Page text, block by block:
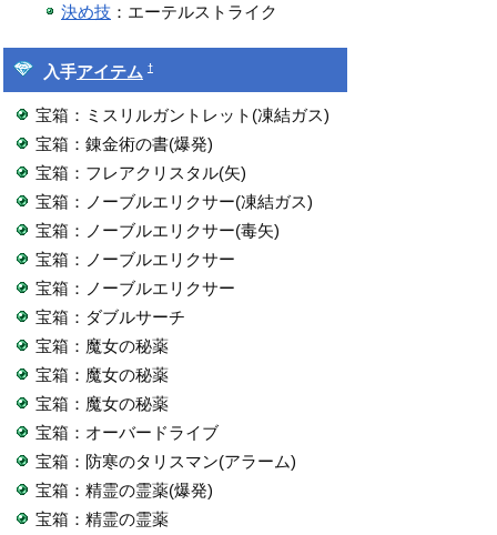
決め技 ：エーテルストライク
入手アイテム †
宝箱：ミスリルガントレット(凍結ガス)
宝箱：錬金術の書(爆発)
宝箱：フレアクリスタル(矢)
宝箱：ノーブルエリクサー(凍結ガス)
宝箱：ノーブルエリクサー(毒矢)
宝箱：ノーブルエリクサー
宝箱：ノーブルエリクサー
宝箱：ダブルサーチ
宝箱：魔女の秘薬
宝箱：魔女の秘薬
宝箱：魔女の秘薬
宝箱：オーバードライブ
宝箱：防寒のタリスマン(アラーム)
宝箱：精霊の霊薬(爆発)
宝箱：精霊の霊薬